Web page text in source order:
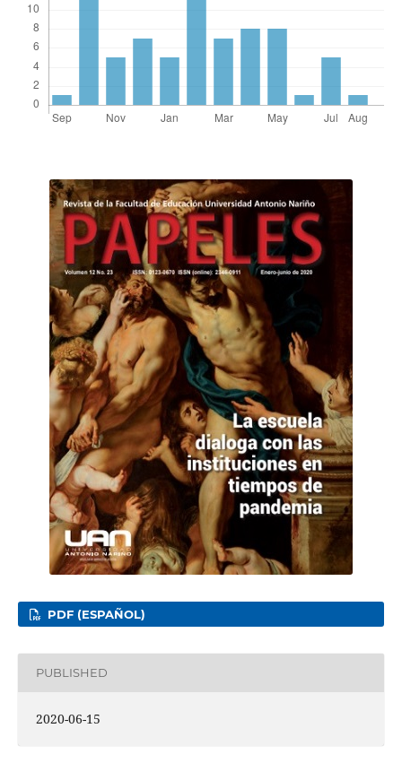
PDF (ESPAÑOL)
PUBLISHED
2020-06-15